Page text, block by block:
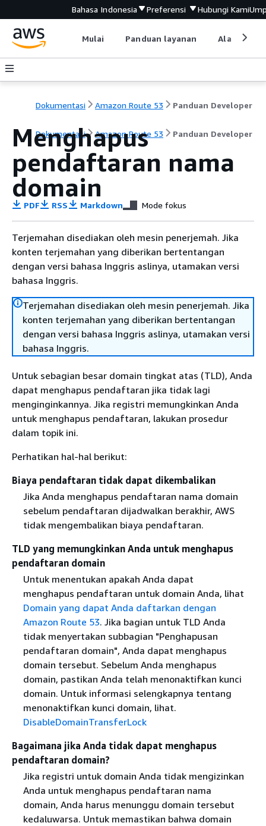
Bahasa Indonesia Preferensi Hubungi Kami
Mulai Panduan layanan Alat
Dokumentasi Amazon Route 53 Panduan Developer
Dokumentasi Amazon Route 53 Panduan Developer
Menghapus
pendaftaran nama
domain
PDF RSS Markdown Mode fokus
Terjemahan disediakan oleh mesin penerjemah. Jika
konten terjemahan yang diberikan bertentangan
dengan versi bahasa Inggris aslinya, utamakan versi
bahasa Inggris.
Terjemahan disediakan oleh mesin penerjemah. Jika
konten terjemahan yang diberikan bertentangan
dengan versi bahasa Inggris aslinya, utamakan versi
bahasa Inggris.
Untuk sebagian besar domain tingkat atas (TLD), Anda
dapat menghapus pendaftaran jika tidak lagi
menginginkannya. Jika registri memungkinkan Anda
untuk menghapus pendaftaran, lakukan prosedur
dalam topik ini.
Perhatikan hal-hal berikut:
Biaya pendaftaran tidak dapat dikembalikan
Jika Anda menghapus pendaftaran nama domain
sebelum pendaftaran dijadwalkan berakhir, AWS
tidak mengembalikan biaya pendaftaran.
TLD yang memungkinkan Anda untuk menghapus
pendaftaran domain
Untuk menentukan apakah Anda dapat
menghapus pendaftaran untuk domain Anda, lihat
Domain yang dapat Anda daftarkan dengan
Amazon Route 53. Jika bagian untuk TLD Anda
tidak menyertakan subbagian "Penghapusan
pendaftaran domain", Anda dapat menghapus
domain tersebut. Sebelum Anda menghapus
domain, pastikan Anda telah menonaktifkan kunci
domain. Untuk informasi selengkapnya tentang
menonaktifkan kunci domain, lihat.
DisableDomainTransferLock
Bagaimana jika Anda tidak dapat menghapus
pendaftaran domain?
Jika registri untuk domain Anda tidak mengizinkan
Anda untuk menghapus pendaftaran nama
domain, Anda harus menunggu domain tersebut
kedaluwarsa. Untuk memastikan bahwa domain